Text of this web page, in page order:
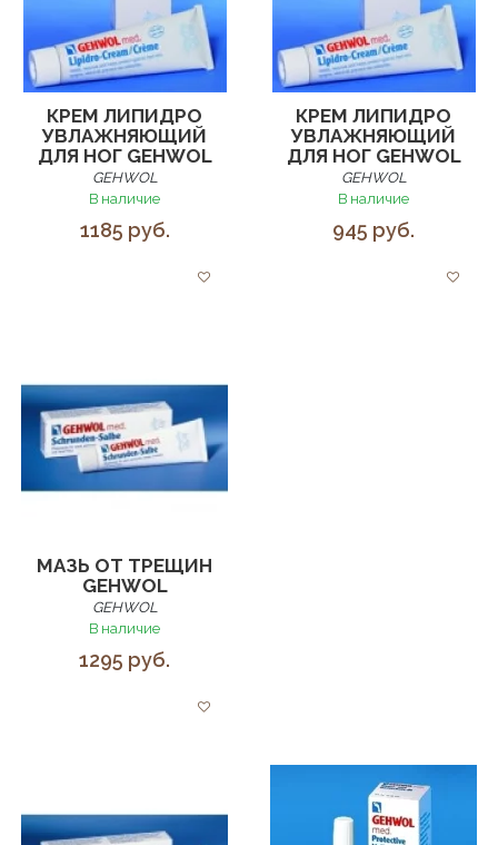
КРЕМ ЛИПИДРО
УВЛАЖНЯЮЩИЙ
ДЛЯ НОГ GEHWOL
GEHWOL
В наличие
1185 руб.
КРЕМ ЛИПИДРО
УВЛАЖНЯЮЩИЙ
ДЛЯ НОГ GEHWOL
GEHWOL
В наличие
945 руб.
МАЗЬ ОТ ТРЕЩИН
GEHWOL
GEHWOL
В наличие
1295 руб.